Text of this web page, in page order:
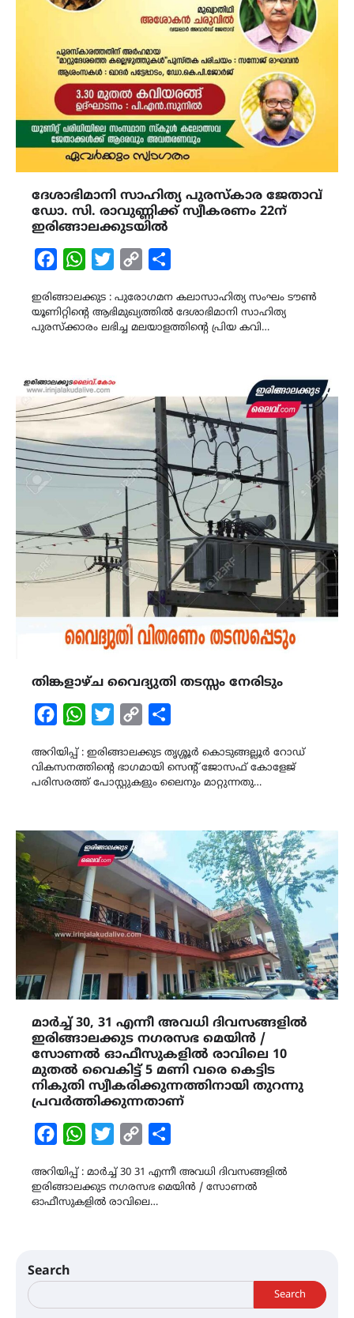
ദേശാഭിമാനി സാഹിത്യ പുരസ്കാര ജേതാവ്
ഡോ. സി. രാവുണ്ണിക്ക് സ്വീകരണം 22ന്
ഇരിങ്ങാലക്കുടയിൽ
FacebookWhatsAppTwitterCopy
ഇരിങ്ങാലക്കുട : പുരോഗമന കലാസാഹിത്യ സംഘം ടൗൺ
യൂണിറ്റിന്റെ ആഭിമുഖ്യത്തിൽ ദേശാഭിമാനി സാഹിത്യ
പുരസ്ക്കാരം ലഭിച്ച മലയാളത്തിന്റെ പ്രിയ കവി…
തിങ്കളാഴ്ച വൈദ്യുതി തടസ്സം നേരിടും
FacebookWhatsAppTwitterCopy
അറിയിപ്പ് : ഇരിങ്ങാലക്കുട തൃശ്ശൂർ കൊടുങ്ങല്ലൂർ റോഡ്
വികസനത്തിന്റെ ഭാഗമായി സെന്റ് ജോസഫ് കോളേജ്
പരിസരത്ത് പോസ്റ്റുകളും ലൈനും മാറ്റുന്നതു…
മാർച്ച് 30, 31 എന്നീ അവധി ദിവസങ്ങളിൽ
ഇരിങ്ങാലക്കുട നഗരസഭ മെയിൻ /
സോണൽ ഓഫീസുകളിൽ രാവിലെ 10
മുതൽ വൈകിട്ട് 5 മണി വരെ കെട്ടിട
നികുതി സ്വീക‌രിക്കുന്നത്തിനായി തുറന്നു
പ്രവർത്തിക്കുന്നതാണ്
FacebookWhatsAppTwitterCopy
അറിയിപ്പ് : മാർച്ച് 30 31 എന്നീ അവധി ദിവസങ്ങളിൽ
ഇരിങ്ങാലക്കുട നഗരസഭ മെയിൻ / സോണൽ
ഓഫീസുകളിൽ രാവിലെ…
Search
Search